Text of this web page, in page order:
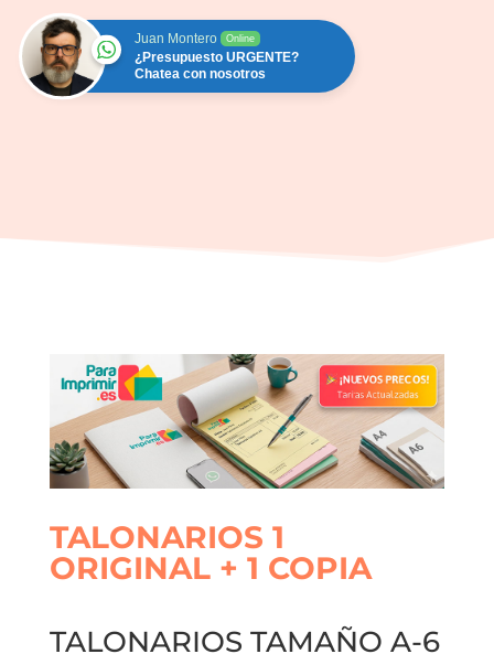
Juan Montero Online
¿Presupuesto URGENTE?
Chatea con nosotros
TALONARIOS 1
ORIGINAL + 1 COPIA
TALONARIOS TAMAÑO A-6